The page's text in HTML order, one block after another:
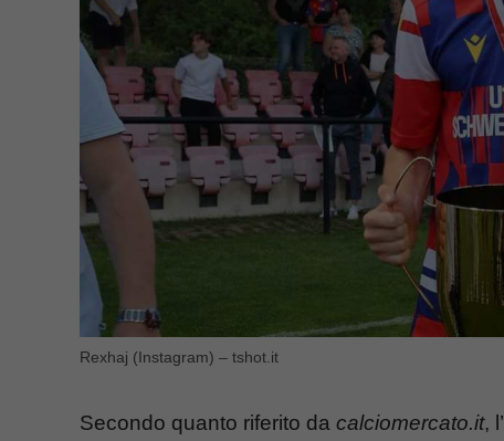
Rexhaj (Instagram) – tshot.it
Secondo quanto riferito da calciomercato.it, l’